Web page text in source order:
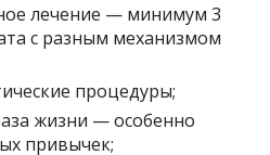
лечение — минимум 3
с разным механизмом
процедуры;
жизни — особенно
привычек;